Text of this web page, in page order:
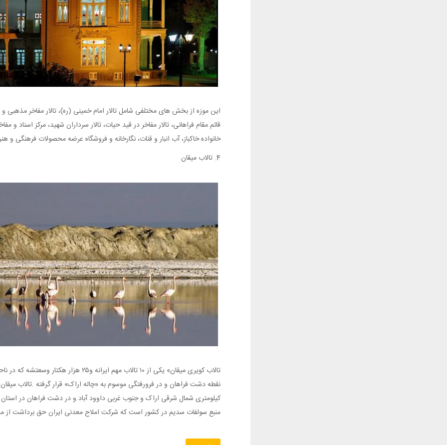
این موزه از بخش های مختلفی شامل تالار امام خمینی (ره)، تالار مفاخر مذهبی و
قائم مقام فراهانی، تالار مفاخر در قید حیات، تالار سرداران شهید، مرکز
خانواده خاکباز، آب انبار و قنات، نگارخانه و فروشگاه عرضه محصولات فرهنگی
4. تالاب میقان
تالاب کویری میقان» یکی از ۱۰ تالاب مهم
کیلومتری شمال شرقی اراک و جنوب غربی داوود آباد و در دشت فراهان در
منبع سولفات سدیم در کشور است که شرکت املاح معدنی ایران حق برداشت از